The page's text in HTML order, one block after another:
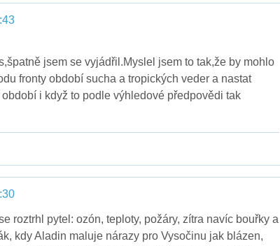
jsem se vyjádřil.Myslel jsem to tak,že by mohlo
fronty období sucha a tropických veder a nastat
i když to podle výhledové předpovědi tak
roztrhl pytel: ozón, teploty, požáry, zítra navíc bouřky a
kdy Aladin maluje nárazy pro Vysočinu jak blázen,